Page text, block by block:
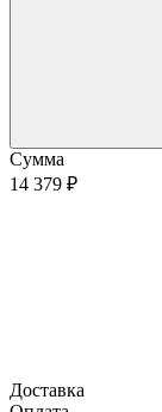
Сумма
14 379 ₽
Доставка